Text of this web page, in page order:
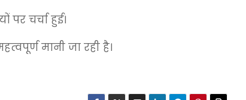
पर चर्चा हुई।
मानी जा रही है।